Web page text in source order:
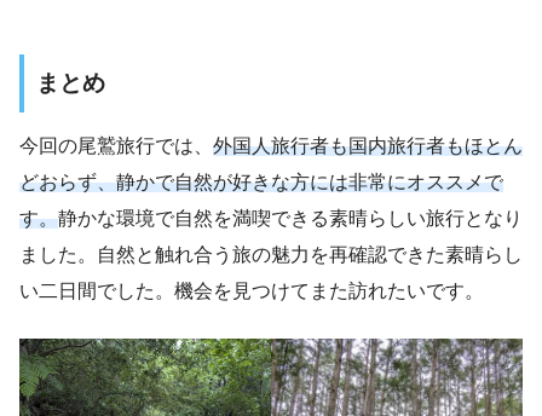
まとめ
今回の尾鷲旅行では、 外国人旅行者も国内旅行者もほとん
どおらず、静かで自然が好きな方には非常にオススメで
す。静かな環境で自然を満喫できる素晴らしい旅行となり
ました。自然と触れ合う旅の魅力を再確認できた素晴らし
い二日間でした。機会を見つけてまた訪れたいです。